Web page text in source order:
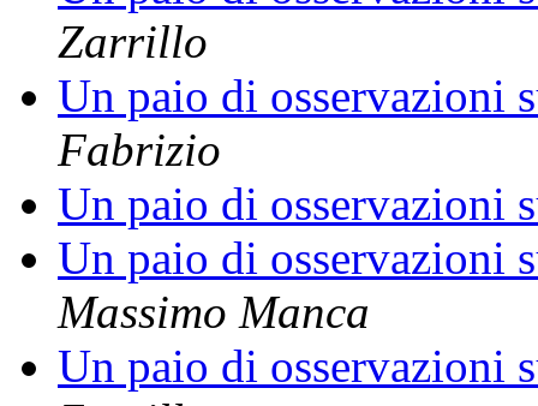
Zarrillo
Un paio di osservazioni
Fabrizio
Un paio di osservazioni
Un paio di osservazioni
Massimo Manca
Un paio di osservazioni